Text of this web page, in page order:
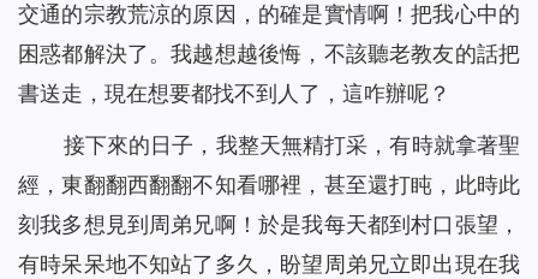
交通的宗教荒涼的原因，的確是實情啊！把我心中的
困惑都解決了。我越想越後悔，不該聽老教友的話把
書送走，現在想要都找不到人了，這咋辦呢？
接下來的日子，我整天無精打采，有時就拿著聖
經，東翻翻西翻翻不知看哪裡，甚至還打盹，此時此
刻我多想見到周弟兄啊！於是我每天都到村口張望，
有時呆呆地不知站了多久，盼望周弟兄立即出現在我